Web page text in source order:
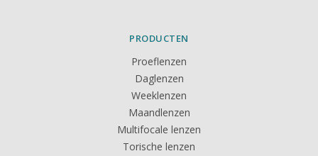
PRODUCTEN
Proeflenzen
Daglenzen
Weeklenzen
Maandlenzen
Multifocale lenzen
Torische lenzen